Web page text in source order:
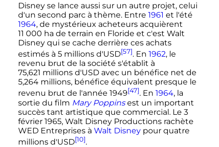
Disney se lance aussi sur un autre projet, celui
d'un second parc à thème. Entre 1961 et l'été
1964, de mystérieux acheteurs acquièrent
11 000 ha de terrain en Floride et c'est Walt
Disney qui se cache derrière ces achats
estimés à 5 millionsd'USD[57]. En 1962, le
revenu brut de la société s'établit à
75,621 millionsd'USD avec un bénéfice net de
5,264 millions, bénéfice équivalent presque le
revenu brut de l'année 1949[47]. En 1964, la
sortie du film Mary Poppinsest un important
succès tant artistique que commercial. Le 3
février 1965, Walt Disney Productions rachète
WED Entreprises à Walt Disneypour quatre
millions d'USD[10].